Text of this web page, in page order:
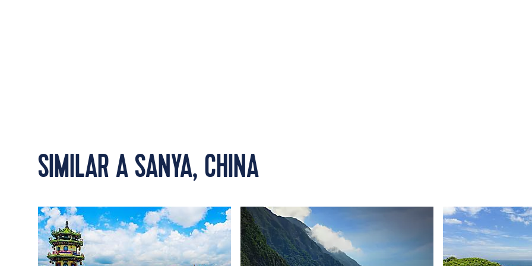
SIMILAR A SANYA, CHINA